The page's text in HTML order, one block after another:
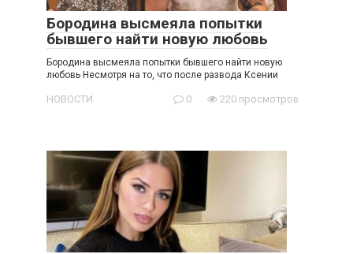
Бородина высмеяла попытки
бывшего найти новую любовь
Бородина высмеяла попытки бывшего найти новую
любовь Несмотря на то, что после развода Ксении
НОВОСТИ 0 220 просмотров